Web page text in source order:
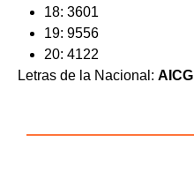
18: 3601
19: 9556
20: 4122
Letras de la Nacional: AICG